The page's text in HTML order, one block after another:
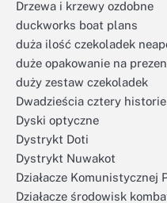
Drzewa i krzewy ozdobne
duckworks boat plans
duża ilość czekoladek
duże opakowanie na
duży zestaw czekoladek
Dwadzieścia cztery historie
Dyski optyczne
Dystrykt Doti
Dystrykt Nuwakot
Działacze Komunistycznej
Działacze środowisk